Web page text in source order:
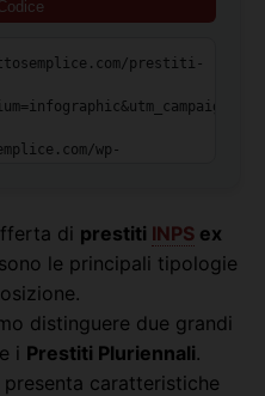
di prestiti INPS ex
le principali tipologie
distinguere due grandi
e i Prestiti Pluriennali.
caratteristiche